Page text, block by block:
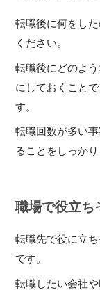
転職後に何をし
ください。
転職後にどのよ
にしておくこと
す。
転職回数が多い
ることをしっか
職場で役立ち
転職先で役に立
です。
転職したい会社